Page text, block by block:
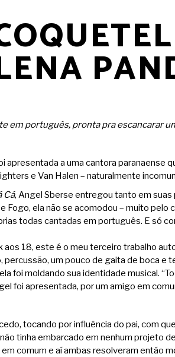
em português, pronta pra escancarar
apresentada a uma cantora paranaense
e Van Halen – naturalmente
Cá, Angel Sberse entregou tanto em
ela não se acomodou – muito
todas cantadas em português. E só
18, este é o meu terceiro trabalho
um pouco de gaita de boca e
foi moldando sua identidade musical.
foi apresentada, por um amigo em
tocando por influência do pai, com
tinha embarcado em nenhum projeto
comum e aí ambas resolveram então